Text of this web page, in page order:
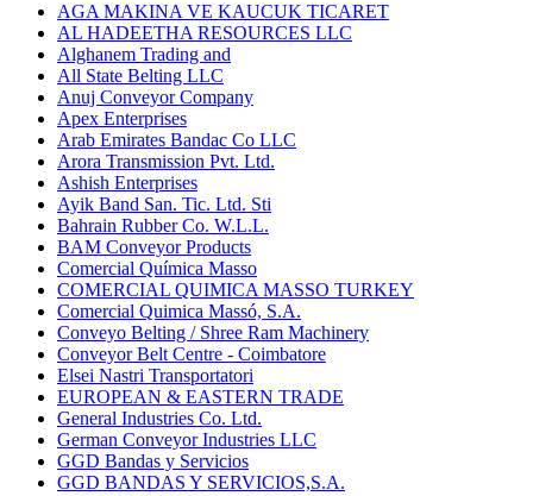
AGA MAKINA VE KAUCUK TICARET
AL HADEETHA RESOURCES LLC
Alghanem Trading and
All State Belting LLC
Anuj Conveyor Company
Apex Enterprises
Arab Emirates Bandac Co LLC
Arora Transmission Pvt. Ltd.
Ashish Enterprises
Ayik Band San. Tic. Ltd. Sti
Bahrain Rubber Co. W.L.L.
BAM Conveyor Products
Comercial Química Masso
COMERCIAL QUIMICA MASSO TURKEY
Comercial Quimica Massó, S.A.
Conveyo Belting / Shree Ram Machinery
Conveyor Belt Centre - Coimbatore
Elsei Nastri Transportatori
EUROPEAN & EASTERN TRADE
General Industries Co. Ltd.
German Conveyor Industries LLC
GGD Bandas y Servicios
GGD BANDAS Y SERVICIOS,S.A.